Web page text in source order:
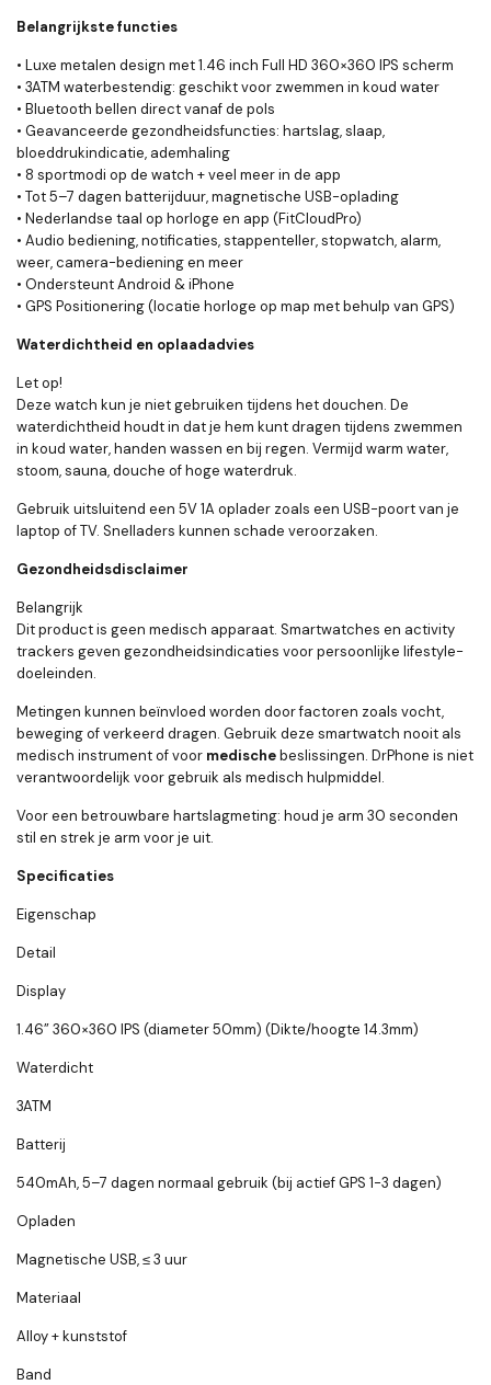
Belangrijkste functies
• Luxe metalen design met 1.46 inch Full HD 360×360 IPS scherm
• 3ATM waterbestendig: geschikt voor zwemmen in koud water
• Bluetooth bellen direct vanaf de pols
• Geavanceerde gezondheidsfuncties: hartslag, slaap,
bloeddrukindicatie, ademhaling
• 8 sportmodi op de watch + veel meer in de app
• Tot 5–7 dagen batterijduur, magnetische USB-oplading
• Nederlandse taal op horloge en app (FitCloudPro)
• Audio bediening, notificaties, stappenteller, stopwatch, alarm,
weer, camera-bediening en meer
• Ondersteunt Android & iPhone
• GPS Positionering (locatie horloge op map met behulp van GPS)
Waterdichtheid en oplaadadvies
Let op!
Deze watch kun je niet gebruiken tijdens het douchen. De
waterdichtheid houdt in dat je hem kunt dragen tijdens zwemmen
in koud water, handen wassen en bij regen. Vermijd warm water,
stoom, sauna, douche of hoge waterdruk.
Gebruik uitsluitend een 5V 1A oplader zoals een USB-poort van je
laptop of TV. Snelladers kunnen schade veroorzaken.
Gezondheidsdisclaimer
Belangrijk
Dit product is geen medisch apparaat. Smartwatches en activity
trackers geven gezondheidsindicaties voor persoonlijke lifestyle-
doeleinden.
Metingen kunnen beïnvloed worden door factoren zoals vocht,
beweging of verkeerd dragen. Gebruik deze smartwatch nooit als
medisch instrument of voor medischebeslissingen. DrPhone is niet
verantwoordelijk voor gebruik als medisch hulpmiddel.
Voor een betrouwbare hartslagmeting: houd je arm 30 seconden
stil en strek je arm voor je uit.
Specificaties
Eigenschap
Detail
Display
1.46” 360×360 IPS (diameter 50mm) (Dikte/hoogte 14.3mm)
Waterdicht
3ATM
Batterij
540mAh, 5–7 dagen normaal gebruik (bij actief GPS 1-3 dagen)
Opladen
Magnetische USB, ≤ 3 uur
Materiaal
Alloy + kunststof
Band